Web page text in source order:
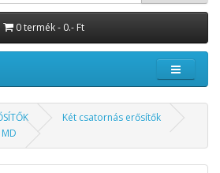
0 termék - 0.- Ft
Két csatornás erősítők